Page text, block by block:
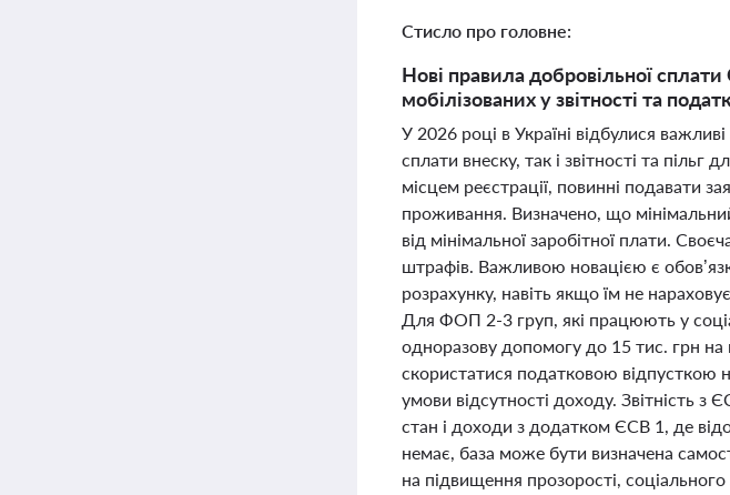
Стисло про головне:
Нові правила добровільної
мобілізованих у звітності та
У 2026 році в Україні відбулися
сплати внеску, так і звітності та
місцем реєстрації, повинні подавати
проживання. Визначено, що
від мінімальної заробітної плати.
штрафів. Важливою новацією є
розрахунку, навіть якщо їм не
Для ФОП 2-3 груп, які працюють у
одноразову допомогу до 15 тис. грн
скористатися податковою відпусткою
умови відсутності доходу. Звітність
стан і доходи з додатком ЄСВ 1, де
немає, база може бути визначена
на підвищення прозорості,